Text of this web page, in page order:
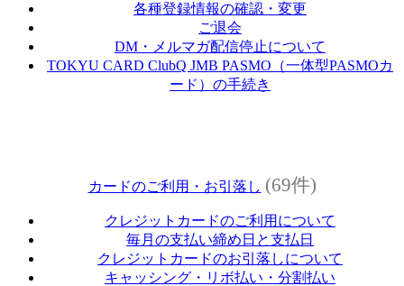
各種登録情報の確認・変更
ご退会
DM・メルマガ配信停止について
TOKYU CARD ClubQ JMB PASMO（一体型PASMOカ
ード）の手続き
カードのご利用・お引落し (69件)
クレジットカードのご利用について
毎月の支払い締め日と支払日
クレジットカードのお引落しについて
キャッシング・リボ払い・分割払い